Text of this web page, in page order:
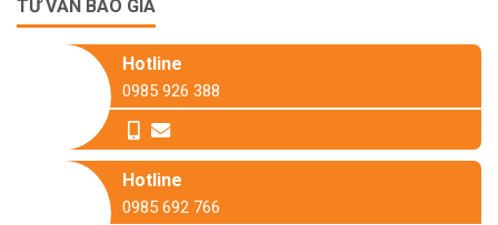
TƯ VẤN BÁO GIÁ
Hotline
0985 926 388
Hotline
0985 692 766